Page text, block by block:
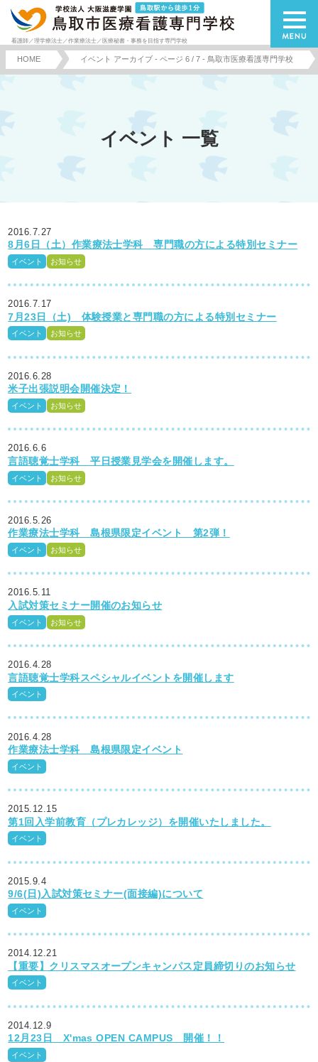
看護師／理学療法士／作業療法士／医療秘書・事務を目指す専門学校
HOME イベント アーカイブ - ページ 6 / 7 - 鳥取市医療看護専門学校
イベント 一覧
2016.7.27
8月6日（土）作業療法士学科 専門職の方による特別セミナー
イベント お知らせ
2016.7.17
7月23日（土) 体験授業と専門職の方による特別セミナー
イベント お知らせ
2016.6.28
米子出張説明会開催決定！
イベント お知らせ
2016.6.6
言語聴覚士学科 平日授業見学会を開催します。
イベント お知らせ
2016.5.26
作業療法士学科 島根県限定イベント 第2弾！
イベント お知らせ
2016.5.11
入試対策セミナー開催のお知らせ
イベント お知らせ
2016.4.28
言語聴覚士学科スペシャルイベントを開催します
イベント
2016.4.28
作業療法士学科 島根県限定イベント
イベント
2015.12.15
第1回入学前教育（プレカレッジ）を開催いたしました。
イベント
2015.9.4
9/6(日)入試対策セミナー(面接編)について
イベント
2014.12.21
【重要】クリスマスオープンキャンパス定員締切りのお知らせ
イベント
2014.12.9
12月23日 X'mas OPEN CAMPUS 開催！！
イベント